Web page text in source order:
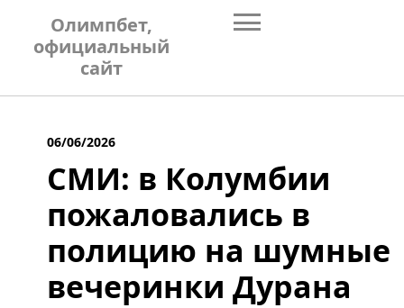
content
Олимпбет,
официальный
сайт
06/06/2026
СМИ: в Колумбии
пожаловались в
полицию на шумные
вечеринки Дурана